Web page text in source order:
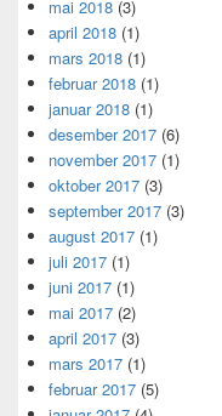
mai 2018 (3)
april 2018 (1)
mars 2018 (1)
februar 2018 (1)
januar 2018 (1)
desember 2017 (6)
november 2017 (1)
oktober 2017 (3)
september 2017 (3)
august 2017 (1)
juli 2017 (1)
juni 2017 (1)
mai 2017 (2)
april 2017 (3)
mars 2017 (1)
februar 2017 (5)